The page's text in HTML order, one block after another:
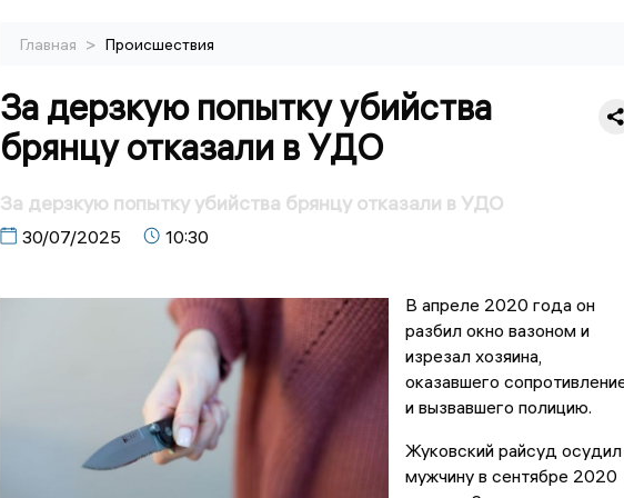
Главная > Происшествия
За дерзкую попытку убийства
брянцу отказали в УДО
За дерзкую попытку убийства брянцу отказали в УДО
30/07/2025 10:30
В апреле 2020 года он
разбил окно вазоном и
изрезал хозяина,
оказавшего
и вызвавшего полицию.
Жуковский райсуд осудил
мужчину в сентябре 2020